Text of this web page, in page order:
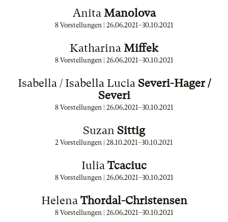
Anita Manolova
8 Vorstellungen | 26.06.2021–30.10.2021
Katharina Miffek
8 Vorstellungen | 26.06.2021–30.10.2021
Isabella / Isabella Lucia Severi-Hager /
Severi
8 Vorstellungen | 26.06.2021–30.10.2021
Suzan Sittig
2 Vorstellungen | 28.10.2021–30.10.2021
Iulia Tcaciuc
8 Vorstellungen | 26.06.2021–30.10.2021
Helena Thordal-Christensen
8 Vorstellungen | 26.06.2021–30.10.2021